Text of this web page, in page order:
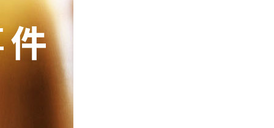
葫芦娃下载最污架
保险杠料架
消声器料架
车
桶水箱支架
行业